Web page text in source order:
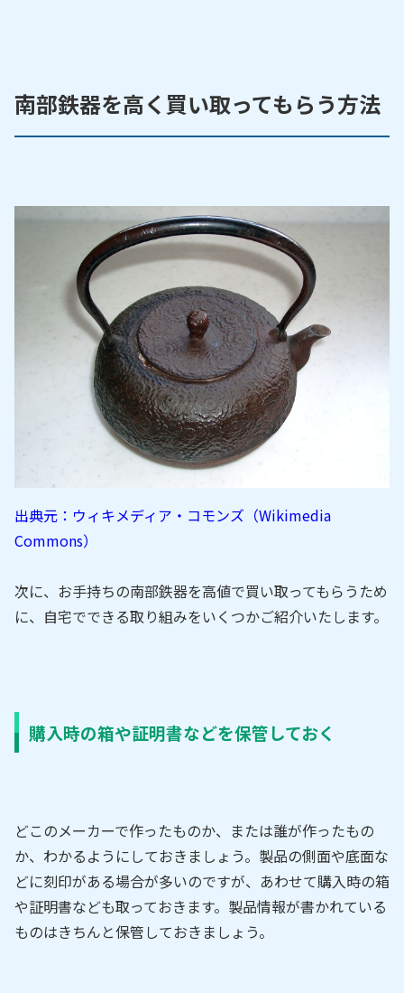
南部鉄器を高く買い取ってもらう方法
出典元：ウィキメディア・コモンズ（Wikimedia
Commons）
次に、お手持ちの南部鉄器を高値で買い取ってもらうため
に、自宅でできる取り組みをいくつかご紹介いたします。
購入時の箱や証明書などを保管しておく
どこのメーカーで作ったものか、または誰が作ったもの
か、わかるようにしておきましょう。製品の側面や底面な
どに刻印がある場合が多いのですが、あわせて購入時の箱
や証明書なども取っておきます。製品情報が書かれている
ものはきちんと保管しておきましょう。